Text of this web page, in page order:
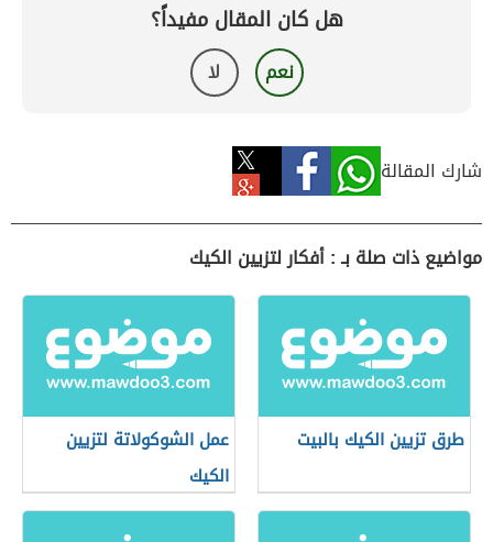
هل كان المقال مفيداً؟
نعم لا
شارك المقالة
مواضيع ذات صلة بـ : أفكار لتزيين الكيك
طرق تزيين الكيك بالبيت
عمل الشوكولاتة لتزيين
الكيك